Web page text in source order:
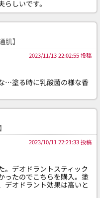
しいです。
】
2023/11/13 22:02:55 投稿
…塗る時に乳酸菌の様な香
2023/10/11 22:21:33 投稿
。デオドラントスティック
ったのでこちらを購入。塗
デオドラント効果は高いと